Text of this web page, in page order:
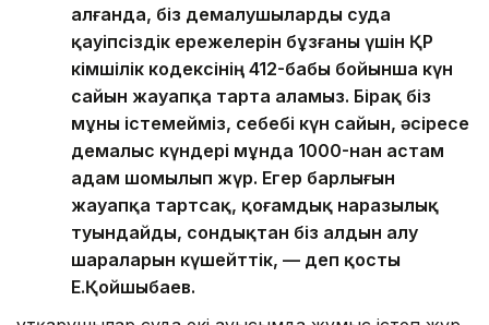
алғанда, біз демалушыларды суда
қауіпсіздік ережелерін бұзғаны үшін ҚР
Әкімшілік кодексінің 412-бабы бойынша күн
сайын жауапқа тарта аламыз. Бірақ біз
мұны істемейміз, себебі күн сайын, әсіресе
демалыс күндері мұнда 1000-нан астам
адам шомылып жүр. Егер барлығын
жауапқа тартсақ, қоғамдық наразылық
туындайды, сондықтан біз алдын алу
шараларын күшейттік, — деп қосты
Е.Қойшыбаев.